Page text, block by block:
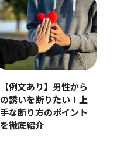
【例文あり】男性から
の誘いを断りたい！上
手な断り方のポイント
を徹底紹介